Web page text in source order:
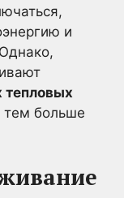
и
тепловых
тем больше